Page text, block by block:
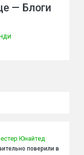
— Блоги
Юнайтед
поверили в